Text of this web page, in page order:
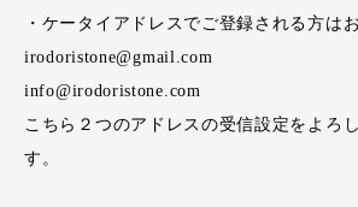
・ケータイアドレスでご登録される方は
irodoristone@gmail.com
info@irodoristone.com
こちら２つのアドレスの受信設定をよろ
す。